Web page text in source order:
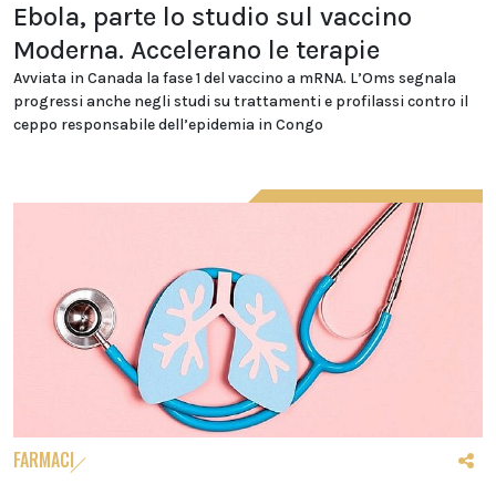
Ebola, parte lo studio sul vaccino
Moderna. Accelerano le terapie
Avviata in Canada la fase 1 del vaccino a mRNA. L’Oms segnala
progressi anche negli studi su trattamenti e profilassi contro il
ceppo responsabile dell’epidemia in Congo
FARMACI